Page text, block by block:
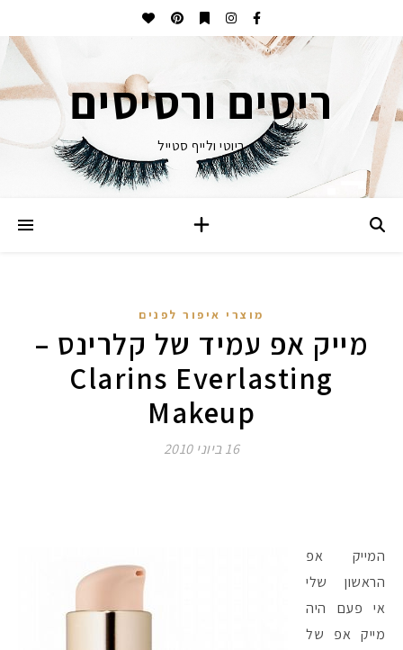
ריסים ורסיסים
ביוטי ולייף סטייל
מוצרי איפור לפנים
מייק אפ עמיד של קלרינס –
Clarins Everlasting
Makeup
16 ביוני 2010
המייק אפ
הראשון שלי
אי פעם היה
מייק אפ של